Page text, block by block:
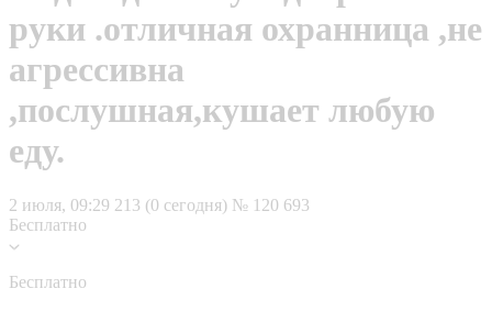
руки .отличная охранница ,не
агрессивна
,послушная,кушает любую
еду.
2 июля, 09:29 213 (0 сегодня) № 120 693
Бесплатно
Бесплатно